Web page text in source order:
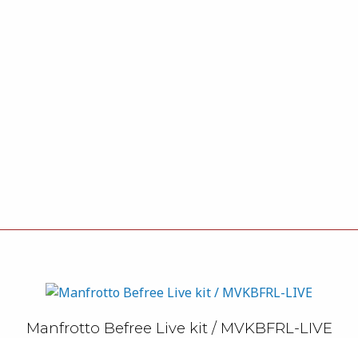
Manfrotto Befree Live kit / MVKBFRL-LIVE